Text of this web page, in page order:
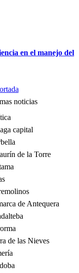
en el manejo del
noticias
capital
de la Torre
de Antequera
de las Nieves